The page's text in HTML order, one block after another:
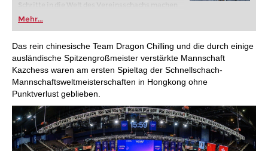
Schritte in die Welt des Vereinsschachs machen
oder bereits auf Turnierniveau spielen: Mit
FRITZ trainieren Sie effizienter, intelligenter und
individueller als je zuvor.
Mehr...
Das rein chinesische Team Dragon Chilling und die durch einige
ausländische Spitzengroßmeister verstärkte Mannschaft
Kazchess waren am ersten Spieltag der Schnellschach-
Mannschaftsweltmeisterschaften in Hongkong ohne
Punktverlust geblieben.